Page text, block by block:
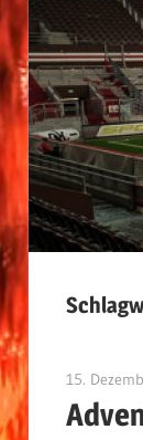
15.